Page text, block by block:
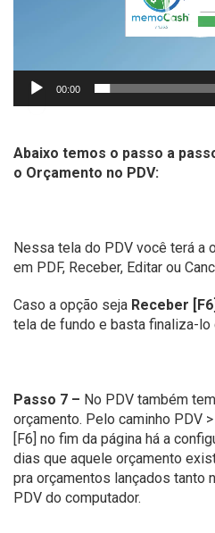
00:00
Abaixo temos o passo a
o Orçamento no PDV:
Nessa tela do PDV você terá a
em PDF, Receber, Editar ou
Caso a opção seja Receber [F6]
tela de fundo e basta finaliza-lo
Passo 7 – No PDV também
orçamento. Pelo caminho PDV
[F6] no fim da página há a
dias que aquele orçamento
pra orçamentos lançados tanto
PDV do computador.